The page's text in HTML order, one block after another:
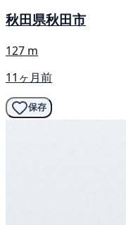
秋田県秋田市
127 m
11ヶ月前
保存